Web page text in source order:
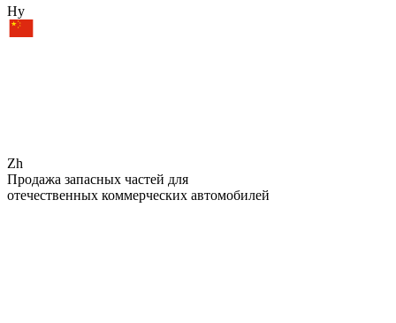
Hy
Zh
Продажа запасных частей для
отечественных коммерческих автомобилей